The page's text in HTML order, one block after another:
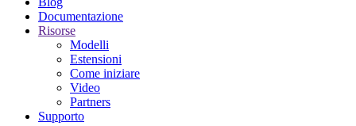
Documentazione
Risorse
Modelli
Estensioni
Come iniziare
Video
Partners
Supporto